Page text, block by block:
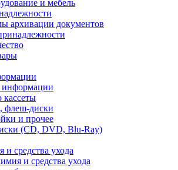
и мебель
архивации документов
информации
кассеты
флеш-диски
и прочее
(CD, DVD, Blu-Ray)
и средства ухода
и средства ухода